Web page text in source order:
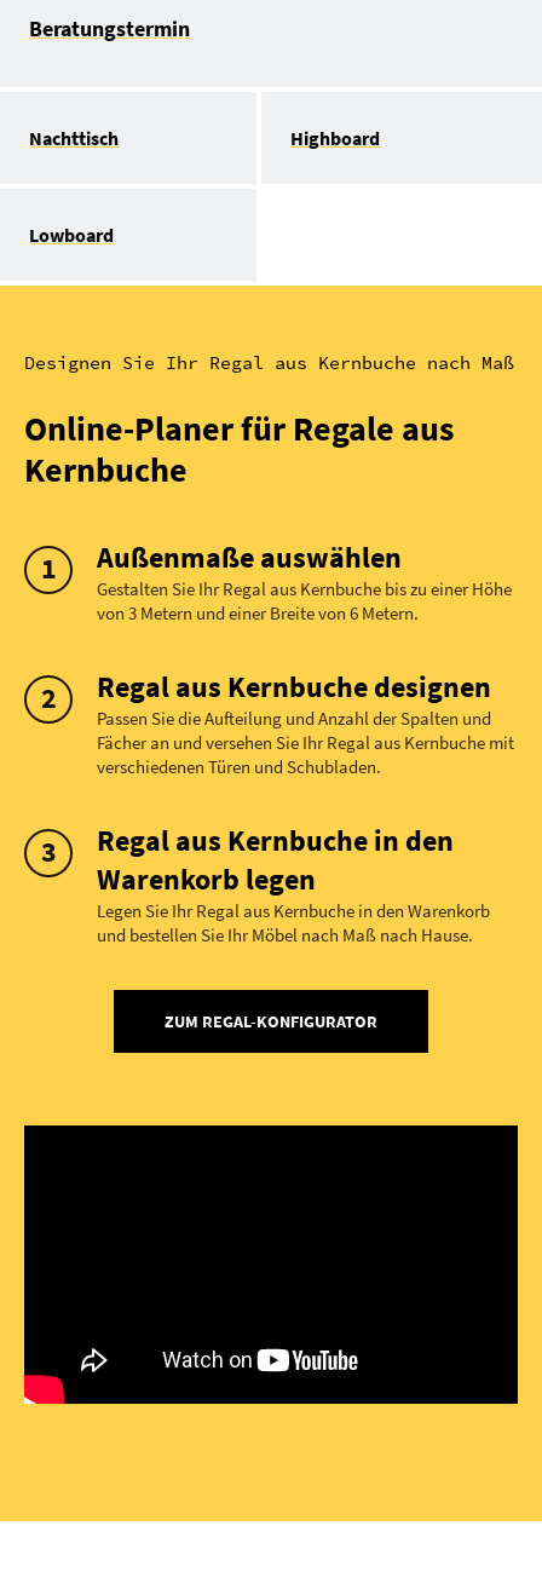
Beratungstermin
Nachttisch Highboard
Lowboard
Designen Sie Ihr Regal aus Kernbuche nach Maß
Online-Planer für Regale aus
Kernbuche
Außenmaße auswählen
Gestalten Sie Ihr Regal aus Kernbuche bis zu einer Höhe
von 3 Metern und einer Breite von 6 Metern.
Regal aus Kernbuche designen
Passen Sie die Aufteilung und Anzahl der Spalten und
Fächer an und versehen Sie Ihr Regal aus Kernbuche mit
verschiedenen Türen und Schubladen.
Regal aus Kernbuche in den
Warenkorb legen
Legen Sie Ihr Regal aus Kernbuche in den Warenkorb
und bestellen Sie Ihr Möbel nach Maß nach Hause.
ZUM REGAL-KONFIGURATOR